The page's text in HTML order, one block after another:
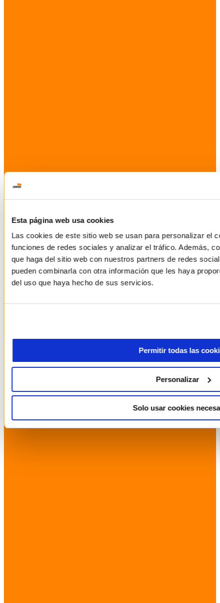
Esta página web usa cookies
Las cookies de este sitio web se usan para personalizar el
funciones de redes sociales y analizar el tráfico. Además,
que haga del sitio web con nuestros partners de redes
pueden combinarla con otra información que les haya
del uso que haya hecho de sus servicios.
Permitir todas las
Personalizar
Solo usar cookies